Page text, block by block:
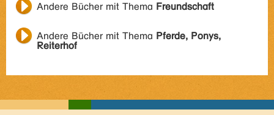
Andere Bücher mit Thema Freundschaft
Andere Bücher mit Thema Pferde, Ponys,
Reiterhof